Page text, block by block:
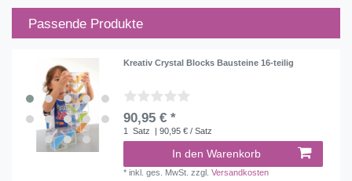
Passende Produkte
Kreativ Crystal Blocks Bausteine 16-teilig
90,95 € *
1 Satz | 90,95 € / Satz
In den Warenkorb
*inkl. ges. MwSt. zzgl.Versandkosten